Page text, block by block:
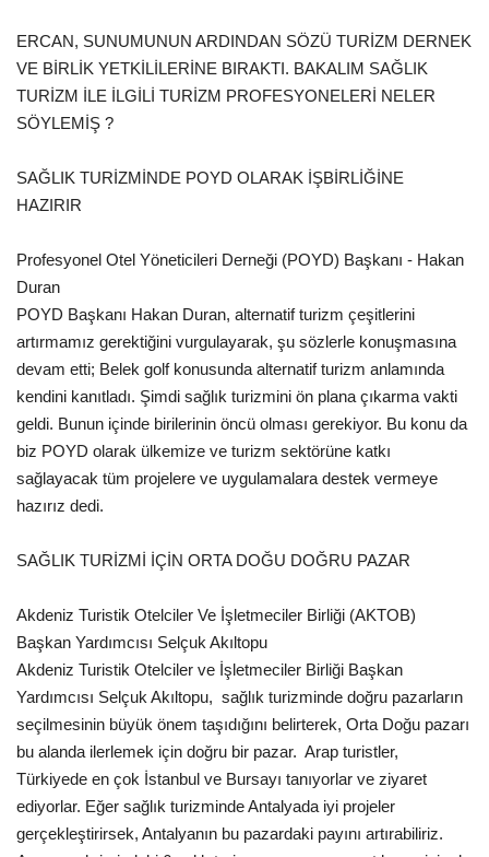
ERCAN, SUNUMUNUN ARDINDAN SÖZÜ TURİZM DERNEK
VE BİRLİK YETKİLİLERİNE BIRAKTI. BAKALIM SAĞLIK
TURİZM İLE İLGİLİ TURİZM PROFESYONELERİ NELER
SÖYLEMİŞ ?
SAĞLIK TURİZMİNDE POYD OLARAK İŞBİRLİĞİNE
HAZIRIR
Profesyonel Otel Yöneticileri Derneği (POYD) Başkanı - Hakan
Duran
POYD Başkanı Hakan Duran, alternatif turizm çeşitlerini
artırmamız gerektiğini vurgulayarak, şu sözlerle konuşmasına
devam etti; Belek golf konusunda alternatif turizm anlamında
kendini kanıtladı. Şimdi sağlık turizmini ön plana çıkarma vakti
geldi. Bunun içinde birilerinin öncü olması gerekiyor. Bu konu da
biz POYD olarak ülkemize ve turizm sektörüne katkı
sağlayacak tüm projelere ve uygulamalara destek vermeye
hazırız dedi.
SAĞLIK TURİZMİ İÇİN ORTA DOĞU DOĞRU PAZAR
Akdeniz Turistik Otelciler Ve İşletmeciler Birliği (AKTOB)
Başkan Yardımcısı Selçuk Akıltopu
Akdeniz Turistik Otelciler ve İşletmeciler Birliği Başkan
Yardımcısı Selçuk Akıltopu, sağlık turizminde doğru pazarların
seçilmesinin büyük önem taşıdığını belirterek, Orta Doğu pazarı
bu alanda ilerlemek için doğru bir pazar. Arap turistler,
Türkiyede en çok İstanbul ve Bursayı tanıyorlar ve ziyaret
ediyorlar. Eğer sağlık turizminde Antalyada iyi projeler
gerçekleştirirsek, Antalyanın bu pazardaki payını artırabiliriz.